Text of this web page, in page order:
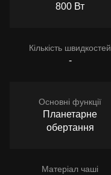
800 Вт
Кількість швидкостей
-
Основні функції
Планетарне
обертання
Матеріал чаші